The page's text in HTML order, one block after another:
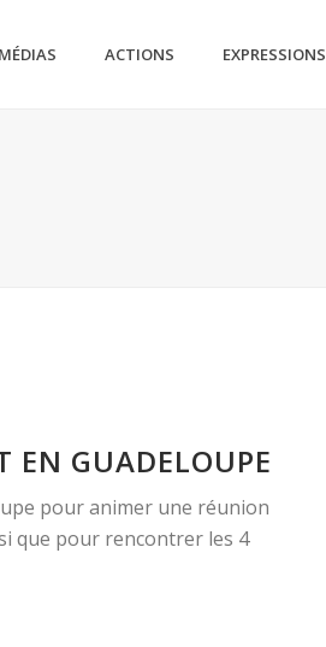
EXPRESSIONS
ACTIONS
MÉDIAS
EN GUADELOUPE
pour animer une réunion
que pour rencontrer les 4